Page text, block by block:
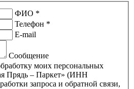
ФИО *
Телефон *
E-mail
Сообщение
моих персональных
Прядь – Паркет» (ИНН